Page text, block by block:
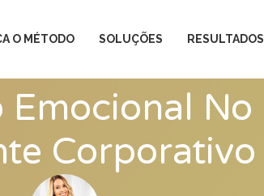
O MÉTODO SOLUÇÕES RESULTADOS
Emocional No
Corporativo